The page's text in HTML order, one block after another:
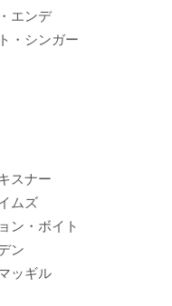
エンデ
・シンガー
スナー
ムズ
ン・ボイト
ン
ッギル